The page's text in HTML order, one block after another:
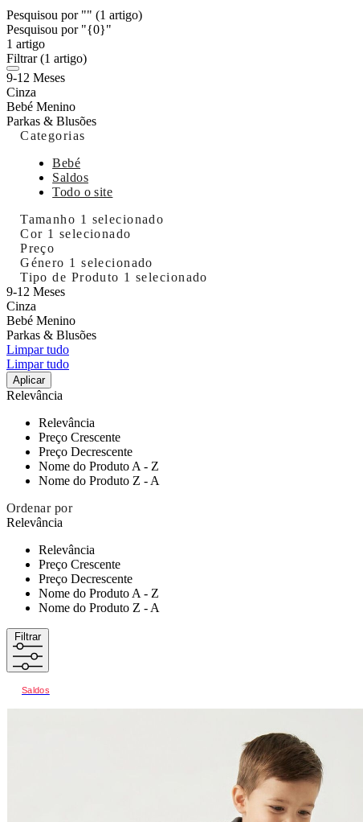
Pesquisou por "" (1 artigo)
Pesquisou por "{0}"
1 artigo
Filtrar(1 artigo)
9-12 Meses
Cinza
Bebé Menino
Parkas & Blusões
Categorias
Bebé
Saldos
Todo o site
Tamanho 1 selecionado
Cor 1 selecionado
Preço
Género 1 selecionado
Tipo de Produto 1 selecionado
9-12 Meses
Cinza
Bebé Menino
Parkas & Blusões
Limpar tudo
Limpar tudo
Aplicar
Relevância
Relevância
Preço Crescente
Preço Decrescente
Nome do Produto A - Z
Nome do Produto Z - A
Ordenar por
Relevância
Relevância
Preço Crescente
Preço Decrescente
Nome do Produto A - Z
Nome do Produto Z - A
Filtrar
Saldos